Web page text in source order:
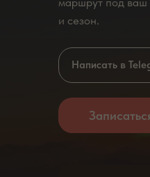
и сезон.
Написать в